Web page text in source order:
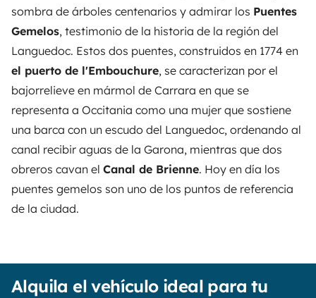
sombra de árboles centenarios y admirar los Puentes
Gemelos, testimonio de la historia de la región del
Languedoc. Estos dos puentes, construidos en 1774 en
el puerto de l'Embouchure, se caracterizan por el
bajorrelieve en mármol de Carrara en que se
representa a Occitania como una mujer que sostiene
una barca con un escudo del Languedoc, ordenando al
canal recibir aguas de la Garona, mientras que dos
obreros cavan el Canal de Brienne. Hoy en día los
puentes gemelos son uno de los puntos de referencia
de la ciudad.
Alquila el vehículo ideal para tu